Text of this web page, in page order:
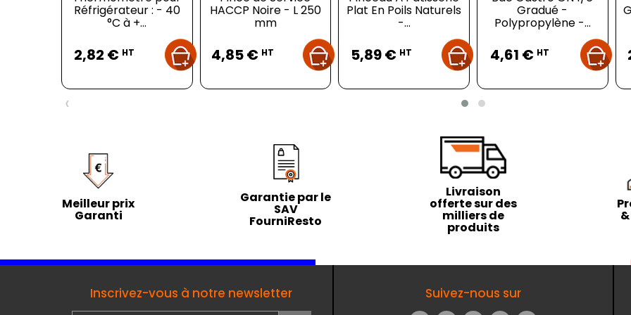
Réfrigérateur : - 40
°C à +...
2,82 € HT
HACCP Noire - L 250
mm
4,85 € HT
Plat En Poils Naturels
-...
5,89 € HT
Gradué -
Polypropylène -...
4,61 € HT
‹
Meilleur prix
Garanti
Garantie par le
SAV
FourniResto
Livraison
offerte sur des
milliers de
produits
Inscrivez-vous à notre newsletter Suivez-nous sur